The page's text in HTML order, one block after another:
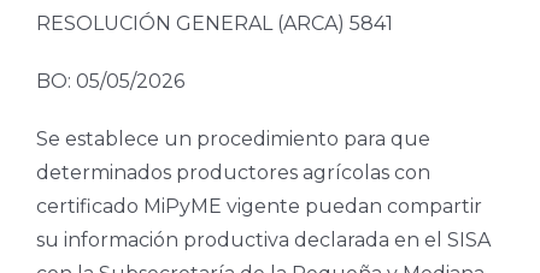
RESOLUCIÓN GENERAL (ARCA) 5841
BO: 05/05/2026
Se establece un procedimiento para que
determinados productores agrícolas con
certificado MiPyME vigente puedan compartir
su información productiva declarada en el SISA